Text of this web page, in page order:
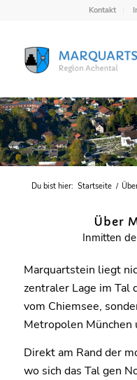
Kontakt
Du bist hier: Startseite /
Über
Inmitten
Marquartstein liegt
zentraler Lage im Tal
vom Chiemsee,
Metropolen München
Direkt am Rand der
wo sich das Tal gen